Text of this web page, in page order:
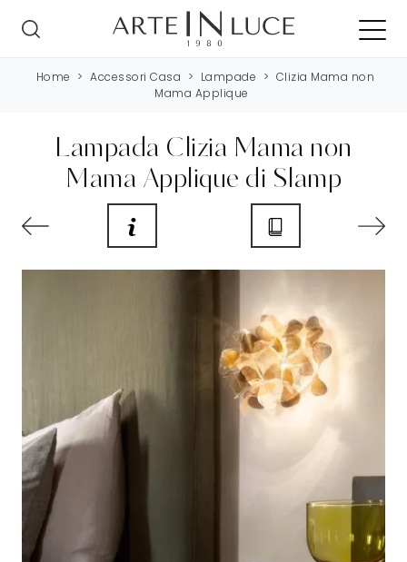
Home > Accessori Casa > Lampade > Clizia Mama non
Mama Applique
Lampada Clizia Mama non
Mama Applique di Slamp